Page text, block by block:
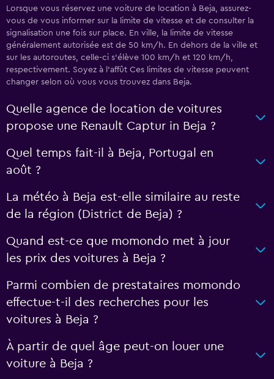
Lorsque vous réservez une voiture de location à Beja, assurez-
vous de vous informer sur la limite de vitesse et de consulter la
signalisation une fois sur place. En ville, la limite de vitesse
généralement autorisée est de 50 km/h. En dehors de la ville et
sur les autoroutes, celle-ci s’élève 100 km/h et 120 km/h,
respectivement. Soyez à l'affût Ces limites de vitesse peuvent
changer selon où vous vous trouvez dans Beja.
Quelle agence de location de voitures
propose une Renault Captur in Beja ?
Quel temps fait-il à Beja, Portugal en
août ?
La météo à Beja est-elle similaire au reste
de la région (District de Beja) ?
Quand est-ce que momondo met à jour
les prix des voitures à Beja ?
Parmi combien de prestataires momondo
effectue-t-il des recherches pour les
voitures à Beja ?
À partir de quel âge peut-on louer une
voiture à Beja ?